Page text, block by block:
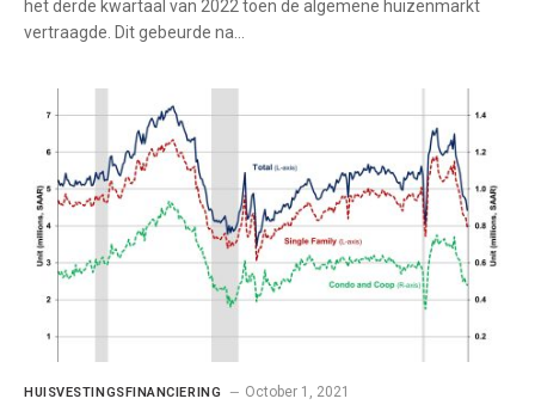
het derde kwartaal van 2022 toen de algemene huizenmarkt
vertraagde. Dit gebeurde na…
HUISVESTINGSFINANCIERING October 1, 2021